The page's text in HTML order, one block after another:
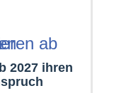
2027 ihren